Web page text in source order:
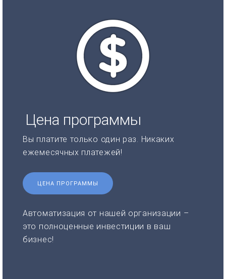
Цена программы
Вы платите только один раз. Никаких
ежемесячных платежей!
ЦЕНА ПРОГРАММЫ
Автоматизация от нашей организации –
это полноценные инвестиции в ваш
бизнес!